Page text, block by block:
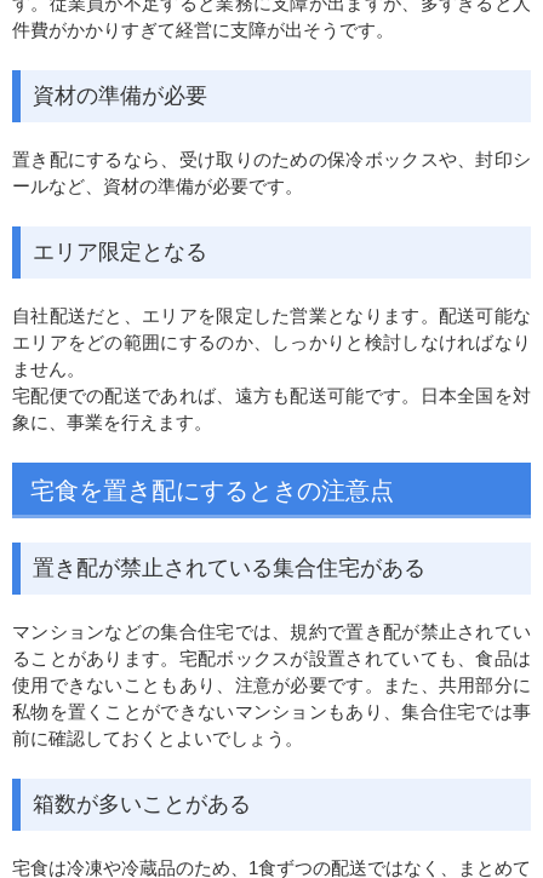
件費がかかりすぎて経営に支障が出そうです。
資材の準備が必要
置き配にするなら、受け取りのための保冷ボックスや、封印シ
ールなど、資材の準備が必要です。
エリア限定となる
自社配送だと、エリアを限定した営業となります。配送可能な
エリアをどの範囲にするのか、しっかりと検討しなければなり
ません。
宅配便での配送であれば、遠方も配送可能です。日本全国を対
象に、事業を行えます。
宅食を置き配にするときの注意点
置き配が禁止されている集合住宅がある
マンションなどの集合住宅では、規約で置き配が禁止されてい
ることがあります。宅配ボックスが設置されていても、食品は
使用できないこともあり、注意が必要です。また、共用部分に
私物を置くことができないマンションもあり、集合住宅では事
前に確認しておくとよいでしょう。
箱数が多いことがある
宅食は冷凍や冷蔵品のため、1食ずつの配送ではなく、まとめて